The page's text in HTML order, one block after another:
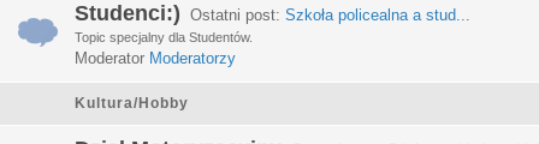
Studenci:) Ostatni post: Szkoła policealna a stud...
Topic specjalny dla Studentów.
Moderator Moderatorzy
Kultura/Hobby